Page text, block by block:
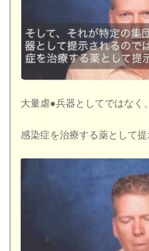
大量虐●兵器としてではなく、
感染症を治療する薬として提